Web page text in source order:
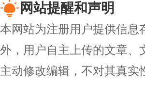
网站提醒和声明
本网站为注册用户提供信息
外，用户自主上传的文章、
主动修改编辑，不对其真